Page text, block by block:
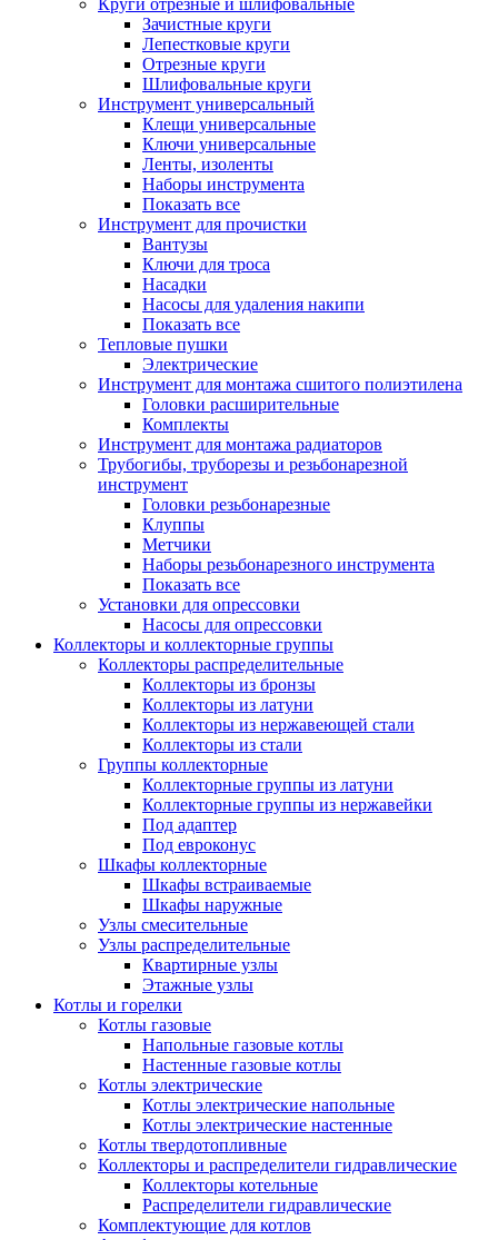
Круги отрезные и шлифовальные
Зачистные круги
Лепестковые круги
Отрезные круги
Шлифовальные круги
Инструмент универсальный
Клещи универсальные
Ключи универсальные
Ленты, изоленты
Наборы инструмента
Показать все
Инструмент для прочистки
Вантузы
Ключи для троса
Насадки
Насосы для удаления накипи
Показать все
Тепловые пушки
Электрические
Инструмент для монтажа сшитого полиэтилена
Головки расширительные
Комплекты
Инструмент для монтажа радиаторов
Трубогибы, труборезы и резьбонарезной
инструмент
Головки резьбонарезные
Клуппы
Метчики
Наборы резьбонарезного инструмента
Показать все
Установки для опрессовки
Насосы для опрессовки
Коллекторы и коллекторные группы
Коллекторы распределительные
Коллекторы из бронзы
Коллекторы из латуни
Коллекторы из нержавеющей стали
Коллекторы из стали
Группы коллекторные
Коллекторные группы из латуни
Коллекторные группы из нержавейки
Под адаптер
Под евроконус
Шкафы коллекторные
Шкафы встраиваемые
Шкафы наружные
Узлы смесительные
Узлы распределительные
Квартирные узлы
Этажные узлы
Котлы и горелки
Котлы газовые
Напольные газовые котлы
Настенные газовые котлы
Котлы электрические
Котлы электрические напольные
Котлы электрические настенные
Котлы твердотопливные
Коллекторы и распределители гидравлические
Коллекторы котельные
Распределители гидравлические
Комплектующие для котлов